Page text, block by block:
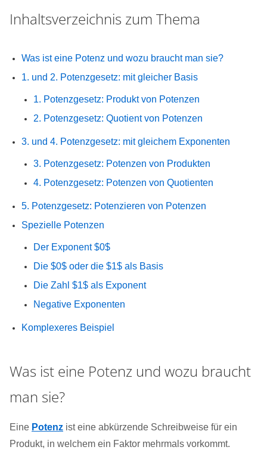
Inhaltsverzeichnis zum Thema
Was ist eine Potenz und wozu braucht man sie?
1. und 2. Potenzgesetz: mit gleicher Basis
1. Potenzgesetz: Produkt von Potenzen
2. Potenzgesetz: Quotient von Potenzen
3. und 4. Potenzgesetz: mit gleichem Exponenten
3. Potenzgesetz: Potenzen von Produkten
4. Potenzgesetz: Potenzen von Quotienten
5. Potenzgesetz: Potenzieren von Potenzen
Spezielle Potenzen
Der Exponent $0$
Die $0$ oder die $1$ als Basis
Die Zahl $1$ als Exponent
Negative Exponenten
Komplexeres Beispiel
Was ist eine Potenz und wozu braucht
man sie?
Eine Potenz ist eine abkürzende Schreibweise für ein
Produkt, in welchem ein Faktor mehrmals vorkommt.